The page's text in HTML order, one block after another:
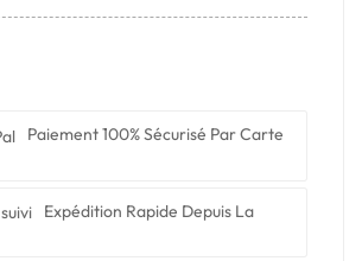
Paiement 100% Sécurisé Par Carte
Expédition Rapide Depuis La